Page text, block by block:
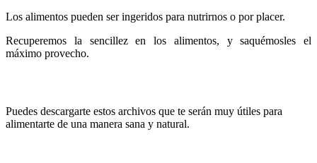
Los alimentos pueden ser ingeridos para nutrirnos o por placer.
Recuperemos la sencillez en los alimentos, y saquémosles el
máximo provecho.
Puedes descargarte estos archivos que te serán muy útiles para
alimentarte de una manera sana y natural.